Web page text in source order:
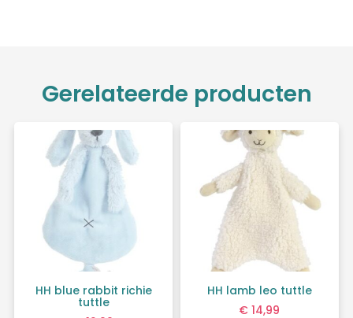
Gerelateerde producten
HH blue rabbit richie
tuttle
HH lamb leo tuttle
€ 14,99